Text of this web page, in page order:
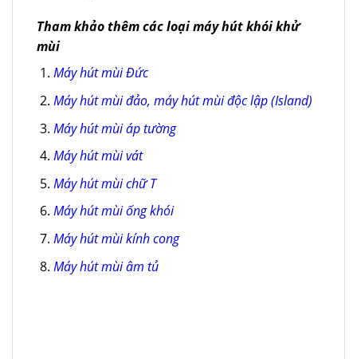
Tham khảo thêm các loại máy hút khói khử
mùi
Máy hút mùi Đức
Máy hút mùi đảo, máy hút mùi độc lập (Island)
Máy hút mùi áp tường
Máy hút mùi vát
Máy hút mùi chữ T
Máy hút mùi ống khói
Máy hút mùi kính cong
Máy hút mùi âm tủ